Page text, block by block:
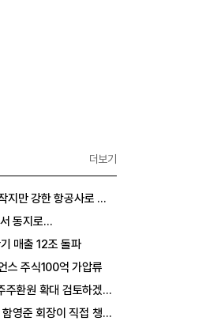
더보기
만 강한 항공사로 승부
동지로…
매출 12조 돌파
스 주식100억 가압류
환원 확대 검토하겠다”
준 회장이 직접 챙긴다